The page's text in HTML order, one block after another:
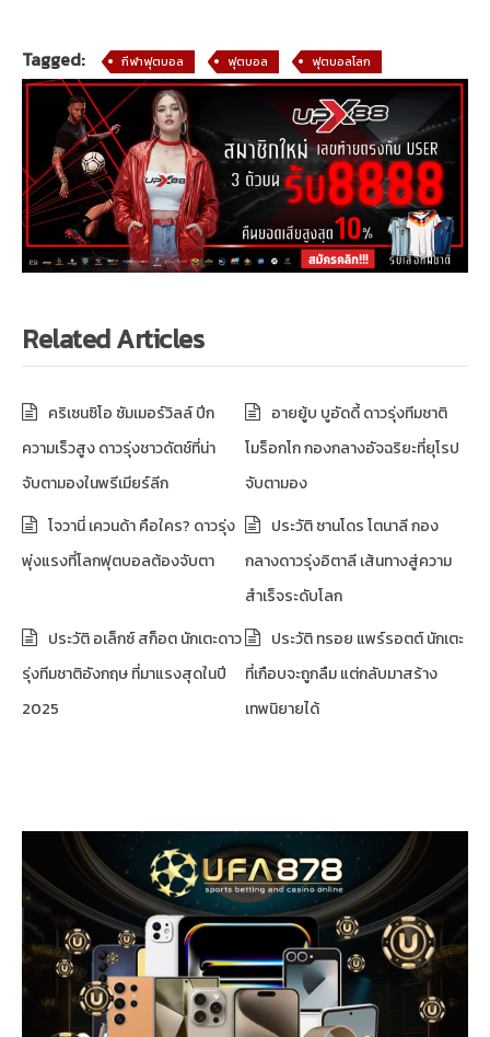
Tagged: กีฬาฟุตบอล ฟุตบอล ฟุตบอลโลก
Related Articles
คริเซนซิโอ ซัมเมอร์วิลล์ ปีก
ความเร็วสูง ดาวรุ่งชาวดัตช์ที่น่า
จับตามองในพรีเมียร์ลีก
อายยู้บ บูอัดดี้ ดาวรุ่งทีมชาติ
โมร็อกโก กองกลางอัจฉริยะที่ยุโรป
จับตามอง
โจวานี่ เควนด้า คือใคร? ดาวรุ่ง
พุ่งแรงที่โลกฟุตบอลต้องจับตา
ประวัติ ซานโดร โตนาลี กอง
กลางดาวรุ่งอิตาลี เส้นทางสู่ความ
สำเร็จระดับโลก
ประวัติ อเล็กซ์ สก็อต นักเตะดาว
รุ่งทีมชาติอังกฤษ ที่มาแรงสุดในปี
2025
ประวัติ ทรอย แพร์รอตต์ นักเตะ
ที่เกือบจะถูกลืม แต่กลับมาสร้าง
เทพนิยายได้